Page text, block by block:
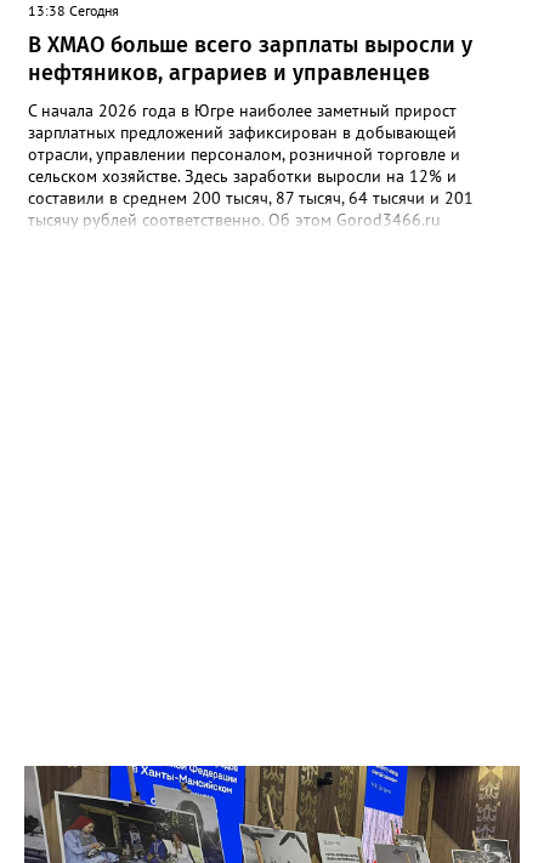
13:38 Сегодня
В ХМАО больше всего зарплаты выросли у
нефтяников, аграриев и управленцев
С начала 2026 года в Югре наиболее заметный прирост
зарплатных предложений зафиксирован в добывающей
отрасли, управлении персоналом, розничной торговле и
сельском хозяйстве. Здесь заработки выросли на 12% и
составили в среднем 200 тысяч, 87 тысяч, 64 тысячи и 201
тысячу рублей соответственно. Об этом Gorod3466.ru